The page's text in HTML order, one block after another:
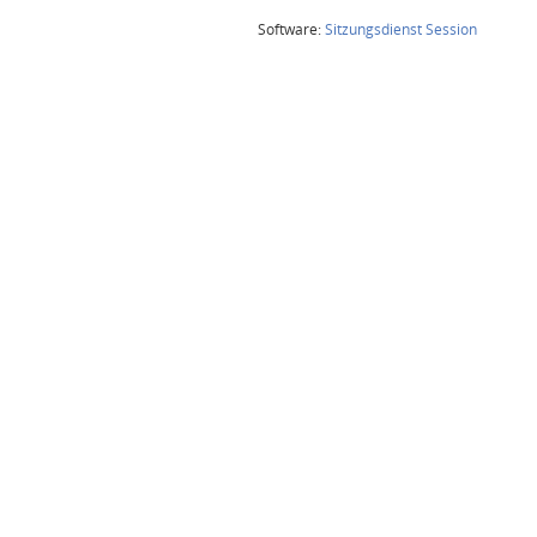
Software:SitzungsdienstSession(Wird in